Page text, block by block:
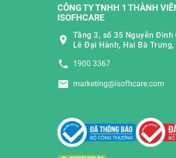
CÔNG TY TNHH 1 THÀNH
ISOFHCARE
Tầng 3, số 35 Nguyễn Đình
Lê Đại Hành, Hai Bà Trưng,
1900 3367
marketing@isofhcare.com